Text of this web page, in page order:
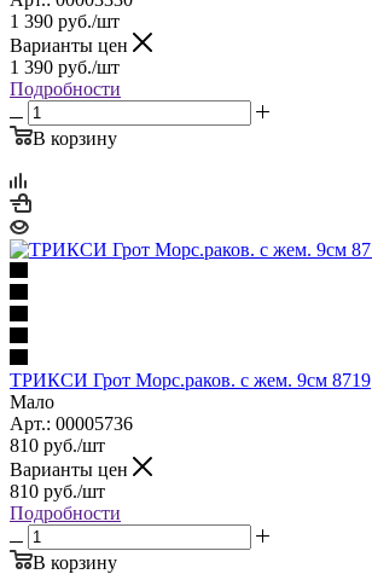
1 390 руб./шт
Варианты цен
1 390 руб./шт
Подробности
В корзину
ТРИКСИ Грот Морс.раков. с жем. 9см 8719
Мало
Арт.: 00005736
810 руб./шт
Варианты цен
810 руб./шт
Подробности
В корзину